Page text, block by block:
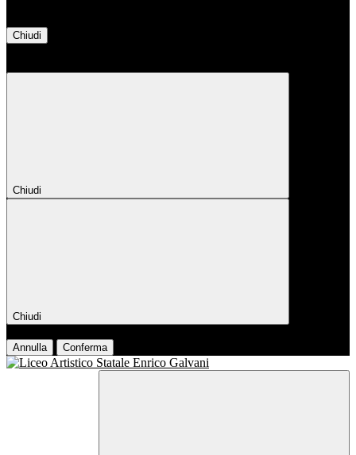
Chiudi
Chiudi
Chiudi
Annulla Conferma